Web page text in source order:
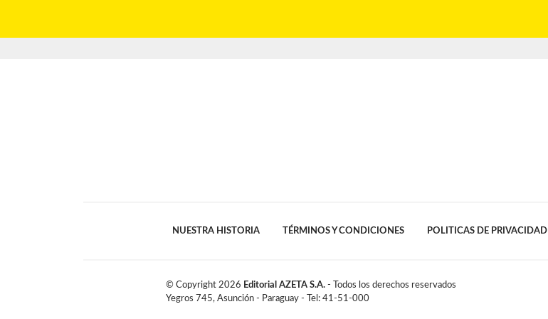
NUESTRA HISTORIA TÉRMINOS Y CONDICIONES POLITICAS DE PRIVACIDAD
© Copyright 2026 Editorial AZETA S.A. - Todos los derechos reservados
Yegros 745, Asunción - Paraguay - Tel: 41-51-000